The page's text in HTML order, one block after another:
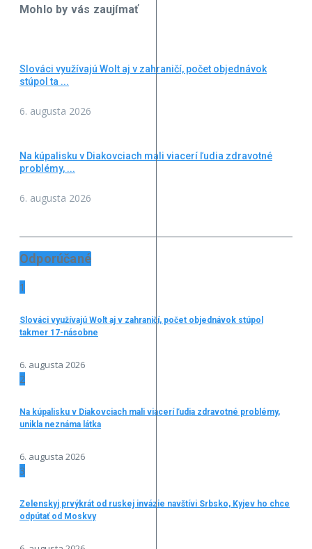
Mohlo by vás zaujímať
Slováci využívajú Wolt aj v zahraničí, počet objednávok
stúpol ta ...
6. augusta 2026
Na kúpalisku v Diakovciach mali viacerí ľudia zdravotné
problémy, ...
6. augusta 2026
Odporúčané
1
Slováci využívajú Wolt aj v zahraničí, počet objednávok stúpol
takmer 17-násobne
6. augusta 2026
2
Na kúpalisku v Diakovciach mali viacerí ľudia zdravotné problémy,
unikla neznáma látka
6. augusta 2026
3
Zelenskyj prvýkrát od ruskej invázie navštívi Srbsko, Kyjev ho chce
odpútať od Moskvy